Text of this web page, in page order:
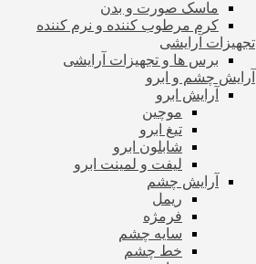
ماسک صورت و بدن
کرم مرطوب کننده و نرم کننده
تجهیزات آرایشی
برس ها و تجهیزات آرایشی
آرایش چشم و ابرو
آرایش ابرو
موچین
تیغ ابرو
شابلون ابرو
لیفت و لمینت ابرو
آرایش چشم
ریمل
فرمژه
سایه چشم
خط چشم